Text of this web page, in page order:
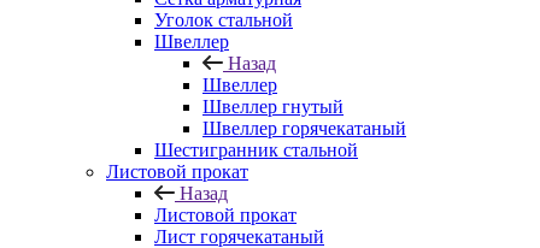
Уголок стальной
Швеллер
Назад
Швеллер
Швеллер гнутый
Швеллер горячекатаный
Шестигранник стальной
Листовой прокат
Назад
Листовой прокат
Лист горячекатаный